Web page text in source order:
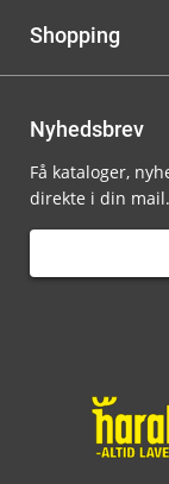
Shopping
Nyhedsbrev
Få kataloger,
direkte i din mail.